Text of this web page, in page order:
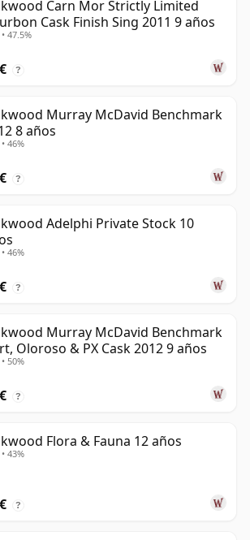
Carn Mor Strictly Limited
Cask Finish Sing 2011 9 años
47.5%
?
Murray McDavid Benchmark
8 años
46%
?
Adelphi Private Stock 10
46%
?
Murray McDavid Benchmark
Oloroso & PX Cask 2012 9 años
50%
?
Flora & Fauna 12 años
43%
?